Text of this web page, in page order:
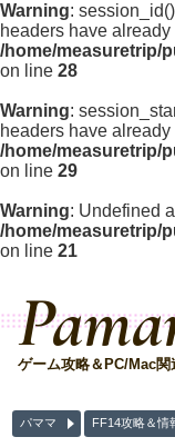
Warning:
headers have
/home/measuretrip/
on line 28
Warning:
headers have
/home/measuretrip/
on line 29
Warning: Undefined
/home/measuretrip/
on line 21
ゲーム攻略＆PC/Mac
パママ FF14攻略＆情